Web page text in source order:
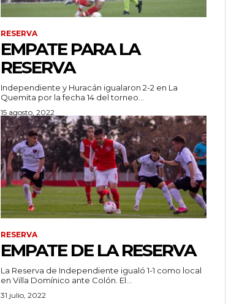
RESERVA
EMPATE PARA LA
RESERVA
Independiente y Huracán igualaron 2-2 en La
Quemita por la fecha 14 del torneo...
15 agosto, 2022
RESERVA
EMPATE DE LA RESERVA
La Reserva de Independiente igualó 1-1 como local
en Villa Domínico ante Colón. El...
31 julio, 2022